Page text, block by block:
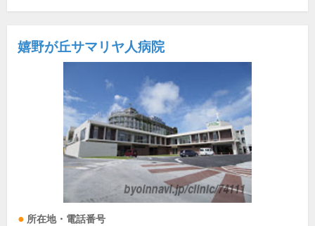
嬉野が丘サマリヤ人病院
所在地・電話番号